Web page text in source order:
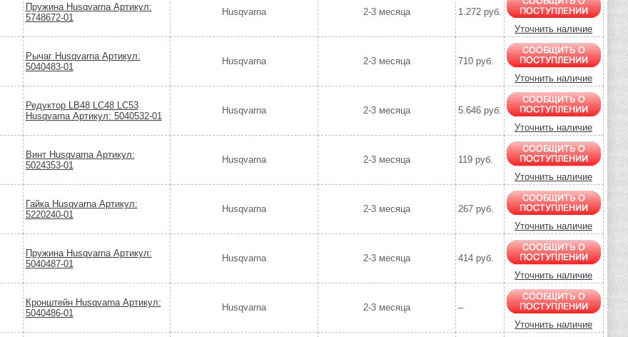
Пружина Husqvarna Артикул:
5748672-01
Husqvarna 2-3 месяца
1.272 руб.
Уточнить наличие
Рычаг Husqvarna Артикул:
5040483-01
Husqvarna 2-3 месяца
710 руб.
Уточнить наличие
Редуктор LB48 LC48 LC53
Husqvarna Артикул: 5040532-01
Husqvarna 2-3 месяца
5.646 руб.
Уточнить наличие
Винт Husqvarna Артикул:
5024353-01
Husqvarna 2-3 месяца
119 руб.
Уточнить наличие
Гайка Husqvarna Артикул:
5220240-01
Husqvarna 2-3 месяца
267 руб.
Уточнить наличие
Пружина Husqvarna Артикул:
5040487-01
Husqvarna 2-3 месяца
414 руб.
Уточнить наличие
Кронштейн Husqvarna Артикул:
5040486-01
Husqvarna 2-3 месяца
–
Уточнить наличие